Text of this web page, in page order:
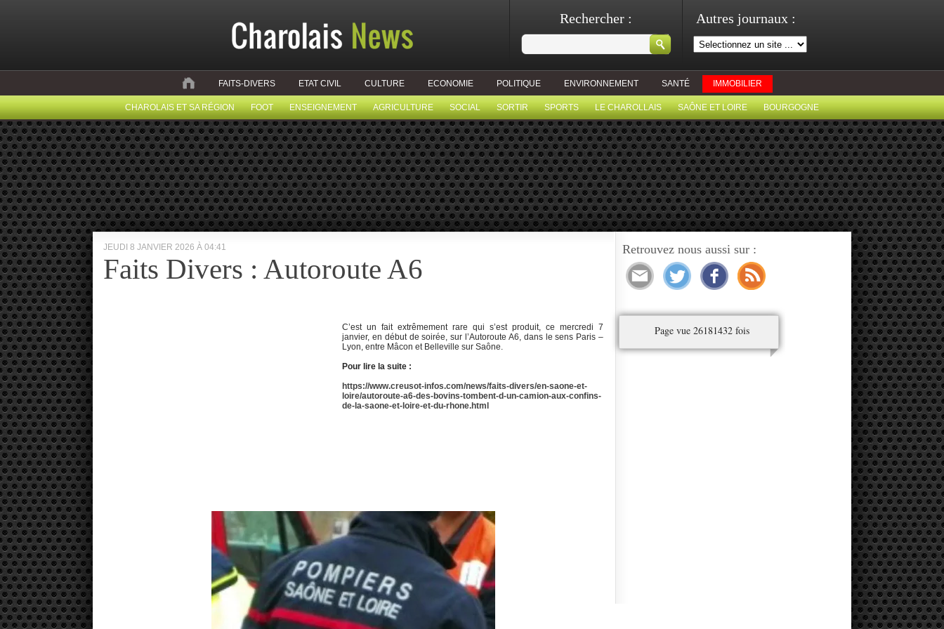
Autres journaux :
Rechercher :
FAITS-DIVERS ETAT CIVIL CULTURE ECONOMIE POLITIQUE ENVIRONNEMENT SANTÉ IMMOBILIER
CHAROLAIS ET SA RÉGION FOOT ENSEIGNEMENT AGRICULTURE SOCIAL SORTIR SPORTS LE CHAROLLAIS SAÔNE ET LOIRE BOURGOGNE
JEUDI 8 JANVIER 2026 À 04:41
Faits Divers : Autoroute A6
C’est un fait extrêmement rare qui s’est produit, ce mercredi 7
janvier, en début de soirée, sur l’Autoroute A6, dans le sens Paris –
Lyon, entre Mâcon et Belleville sur Saône.
Pour lire la suite :
https://www.creusot-infos.com/news/faits-divers/en-saone-et-
loire/autoroute-a6-des-bovins-tombent-d-un-camion-aux-confins-
de-la-saone-et-loire-et-du-rhone.html
Retrouvez nous aussi sur :
Page vue 26181432 fois